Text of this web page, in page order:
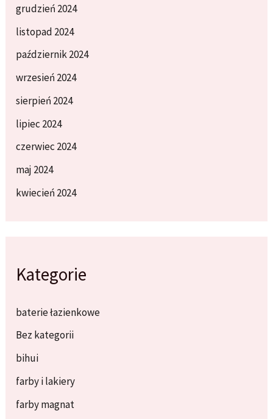
grudzień 2024
listopad 2024
październik 2024
wrzesień 2024
sierpień 2024
lipiec 2024
czerwiec 2024
maj 2024
kwiecień 2024
Kategorie
baterie łazienkowe
Bez kategorii
bihui
farby i lakiery
farby magnat